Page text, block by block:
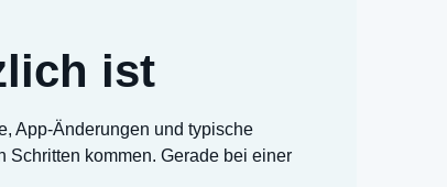
ist
App-Änderungen und typische
kommen. Gerade bei einer